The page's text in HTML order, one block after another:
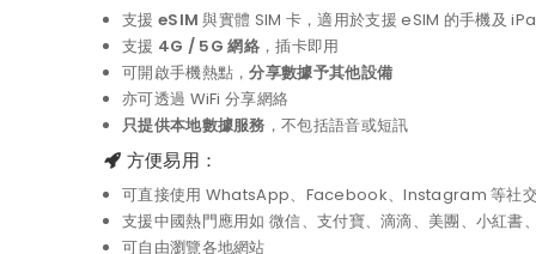
支援 eSIM 與實體 SIM 卡，適用於支援 eSIM 的手機及
支援 4G / 5G 網絡，插卡即用
可開啟手機熱點，分享數據予其他設備
亦可透過 WiFi 分享網絡
只提供本地數據服務 ，不包括語音或短訊
方便易用：
可直接使用 WhatsApp、Facebook、Instagram 等社
支援中國熱門應用如 微信、支付寶、滴滴、美團、小紅書
可自由瀏覽各地網站